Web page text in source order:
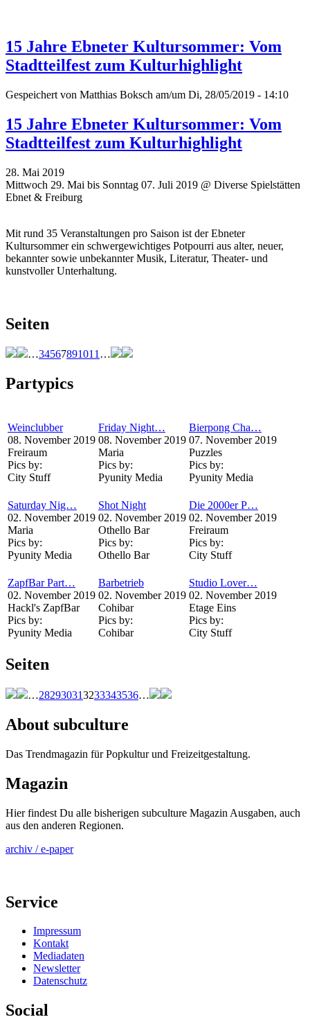
15 Jahre Ebneter Kultursommer: Vom
Stadtteilfest zum Kulturhighlight
Gespeichert von Matthias Boksch am/um Di, 28/05/2019 - 14:10
15 Jahre Ebneter Kultursommer: Vom
Stadtteilfest zum Kulturhighlight
28. Mai 2019
Mittwoch 29. Mai bis Sonntag 07. Juli 2019 @ Diverse Spielstätten
Ebnet & Freiburg
Mit rund 35 Veranstaltungen pro Saison ist der Ebneter
Kultursommer ein schwergewichtiges Potpourri aus alter, neuer,
bekannter sowie unbekannter Musik, Literatur, Theater- und
kunstvoller Unterhaltung.
Seiten
…34567891011…
Partypics
Weinclubber
08. November 2019
Freiraum
Pics by:
City Stuff
Friday Night…
08. November 2019
Maria
Pics by:
Pyunity Media
Bierpong Cha…
07. November 2019
Puzzles
Pics by:
Pyunity Media
Saturday Nig…
02. November 2019
Maria
Pics by:
Pyunity Media
Shot Night
02. November 2019
Othello Bar
Pics by:
Othello Bar
Die 2000er P…
02. November 2019
Freiraum
Pics by:
City Stuff
ZapfBar Part…
02. November 2019
Hackl's ZapfBar
Pics by:
Pyunity Media
Barbetrieb
02. November 2019
Cohibar
Pics by:
Cohibar
Studio Lover…
02. November 2019
Etage Eins
Pics by:
City Stuff
Seiten
…282930313233343536…
About subculture
Das Trendmagazin für Popkultur und Freizeitgestaltung.
Magazin
Hier findest Du alle bisherigen subculture Magazin Ausgaben, auch
aus den anderen Regionen.
archiv / e-paper
Service
Impressum
Kontakt
Mediadaten
Newsletter
Datenschutz
Social